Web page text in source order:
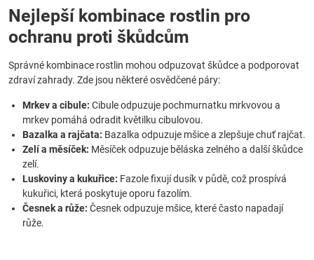
Nejlepší kombinace rostlin pro
ochranu proti škůdcům
Správné kombinace rostlin mohou odpuzovat škůdce a podporovat
zdraví zahrady. Zde jsou některé osvědčené páry:
Mrkev a cibule: Cibule odpuzuje pochmurnatku mrkvovou a
mrkev pomáhá odradit květilku cibulovou.
Bazalka a rajčata: Bazalka odpuzuje mšice a zlepšuje chuť rajčat.
Zelí a měsíček: Měsíček odpuzuje běláska zelného a další škůdce
zelí.
Luskoviny a kukuřice: Fazole fixují dusík v půdě, což prospívá
kukuřici, která poskytuje oporu fazolím.
Česnek a růže: Česnek odpuzuje mšice, které často napadají
růže.